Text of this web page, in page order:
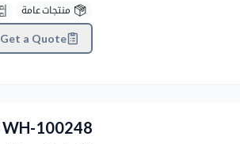
منتجات عامة
Get a Quote
WH-100248